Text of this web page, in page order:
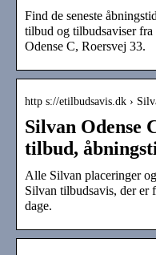
Find de seneste
tilbud og tilbudsaviser
Odense C, Roersvej 33.
http s://etilbudsavis.dk ›
Silvan Odense
tilbud,
Alle Silvan placeringer
Silvan tilbudsavis, der
dage.